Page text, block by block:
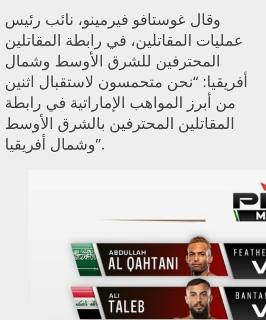
وقال غوستافو فيرمينو، نائب رئيس
عمليات المقاتلين، في رابطة المقاتلين
المحترفين للشرق الأوسط وشمال
أفريقيا: “نحن متحمسون لاستقبال اثنين
من أبرز المواهب الإماراتية في رابطة
المقاتلين المحترفين بالشرق الأوسط
وشمال أفريقيا”.